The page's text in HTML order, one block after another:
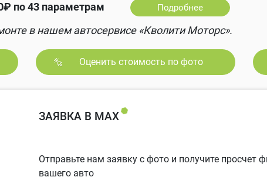
по 43 параметрам Подробнее
в нашем автосервисе «Кволити Моторс».
Оценить стоимость по фото
ЗАЯВКА В MAX
Отправьте нам заявку с фото и получите просчет
вашего авто